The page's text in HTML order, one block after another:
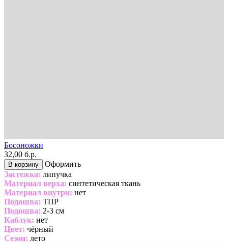
Босоножки
32,00 б.р.
В корзину
Оформить
Застежка: липучка
Материал верха: синтетическая ткань
Материал внутри: нет
Подошва: ТПР
Подошва: 2-3 см
Каблук: нет
Цвет: чёрный
Сезон: лето